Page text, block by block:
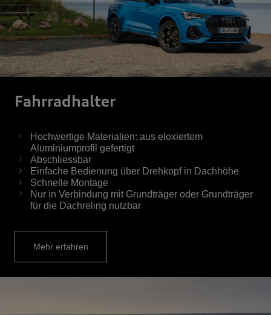
Fahrrad­halter
Hochwertige Materialien: aus eloxiertem
Aluminiumprofil gefertigt
Abschliessbar
Einfache Bedienung über Drehkopf in Dachhöhe
Schnelle Montage
Nur in Verbindung mit Grundträger oder Grundträger
für die Dachreling nutzbar
Mehr erfahren